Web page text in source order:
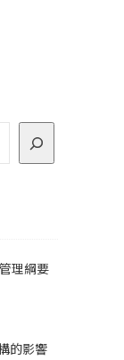
理綱要
的影響